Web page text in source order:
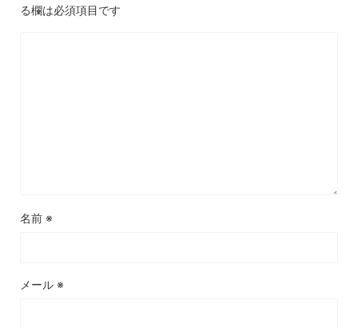
る欄は必須項目です
名前 ※
メール ※